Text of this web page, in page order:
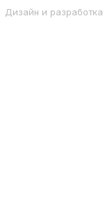
Дизайн и разработка